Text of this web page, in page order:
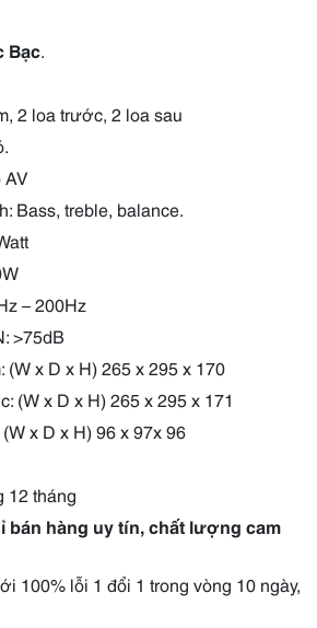
Bạc.
2 loa trước, 2 loa sau
AV
Bass, treble, balance.
– 200Hz
>75dB
x D x H) 265 x 295 x 170
(W x D x H) 265 x 295 x 171
x D x H) 96 x 97x 96
12 tháng
bán hàng uy tín, chất lượng cam
100% lỗi 1 đổi 1 trong vòng 10 ngày,